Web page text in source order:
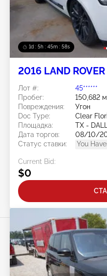
1d : 5h : 45m : 56s
2016 LAND
Лот #:
45******
Пробег:
150,682
Повреждения:
Угон
Doc Type:
Clear
Площадка:
TX -
Дата торгов:
08/10/
Статус ставки:
You
Current Bid:
$0